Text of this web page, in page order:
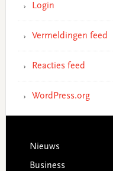
Login
Vermeldingen feed
Reacties feed
WordPress.org
Footer
Nieuws
Business